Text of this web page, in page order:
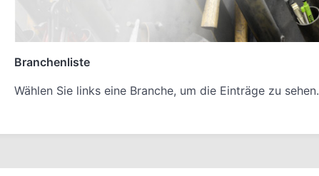
Branchenliste
Wählen Sie links eine Branche, um die Einträge zu sehen.